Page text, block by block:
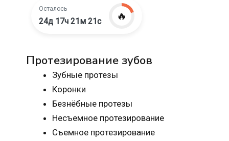
Осталось
24д 17ч 21м 20с 🔥
Протезирование зубов
Зубные протезы
Коронки
Безнёбные протезы
Несъемное протезирование
Съемное протезирование